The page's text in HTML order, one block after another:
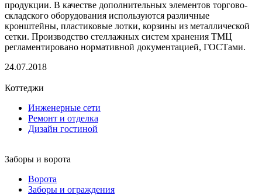
продукции. В качестве дополнительных элементов торгово-
складского оборудования используются различные
кронштейны, пластиковые лотки, корзины из металлической
сетки. Производство стеллажных систем хранения ТМЦ
регламентировано нормативной документацией, ГОСТами.
24.07.2018
Коттеджи
Инженерные сети
Ремонт и отделка
Дизайн гостиной
Заборы и ворота
Ворота
Заборы и ограждения